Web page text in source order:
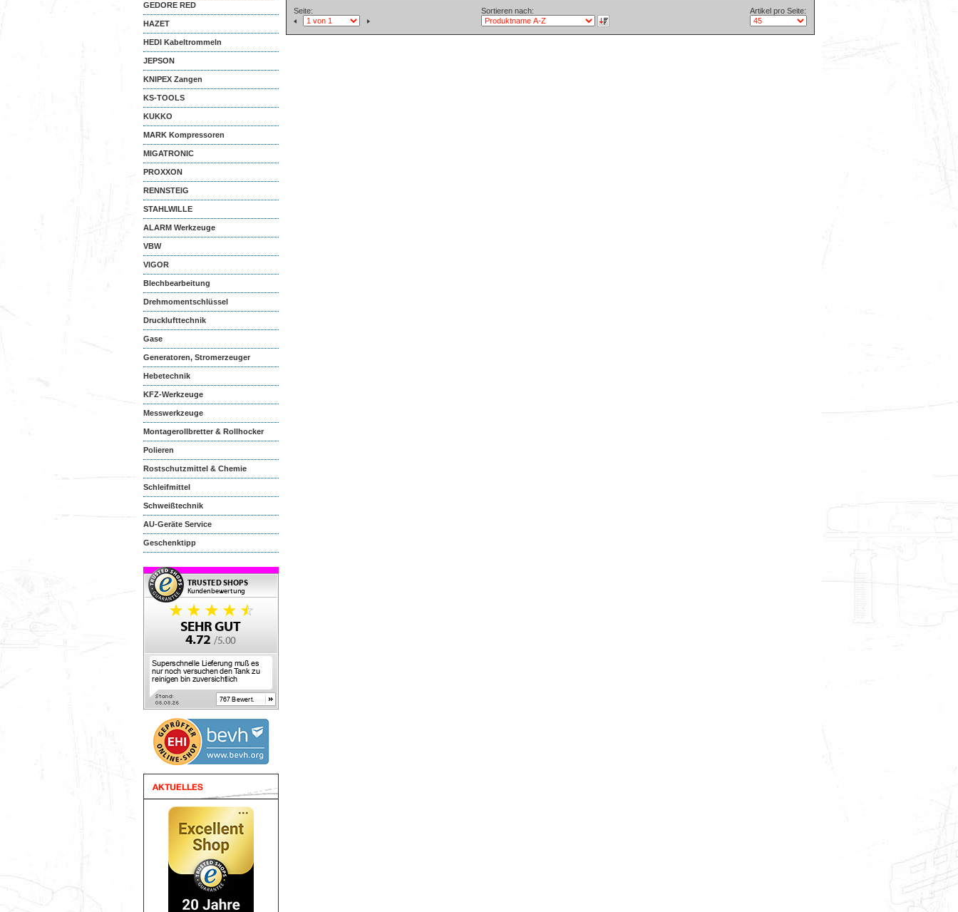
GEDORE RED
HAZET
HEDI Kabeltrommeln
JEPSON
KNIPEX Zangen
KS-TOOLS
KUKKO
MARK Kompressoren
MIGATRONIC
PROXXON
RENNSTEIG
STAHLWILLE
ALARM Werkzeuge
VBW
VIGOR
Blechbearbeitung
Drehmomentschlüssel
Drucklufttechnik
Gase
Generatoren, Stromerzeuger
Hebetechnik
KFZ-Werkzeuge
Messwerkzeuge
Montagerollbretter & Rollhocker
Polieren
Rostschutzmittel & Chemie
Schleifmittel
Schweißtechnik
AU-Geräte Service
Geschenktipp
Seite: Sortieren nach: Artikel pro Seite: